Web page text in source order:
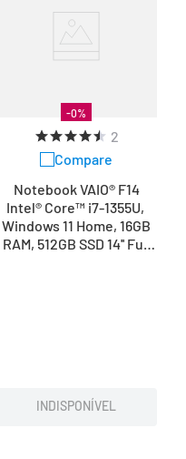
-0%
2
Compare
Notebook VAIO® F14
Intel® Core™ i7-1355U,
Windows 11 Home, 16GB
RAM, 512GB SSD 14'' Full
INDISPONÍVEL